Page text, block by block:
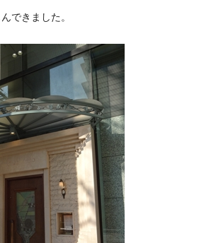
できました。
応援！マンション経営、アパート経営の空室
ット集客、コンセプト賃貸の導入を研究する
の暮らしぶり、旅行業務取扱管理者、宅建等